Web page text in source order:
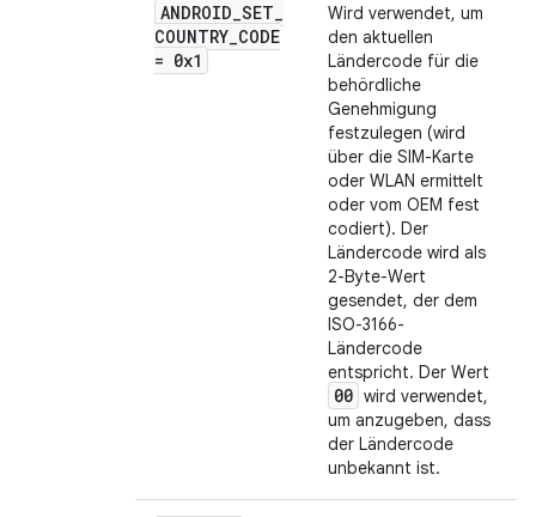
ANDROID_SET_
COUNTRY_CODE
= 0x1
Wird verwendet, um
den aktuellen
Ländercode für die
behördliche
Genehmigung
festzulegen (wird
über die SIM-Karte
oder WLAN ermittelt
oder vom OEM fest
codiert). Der
Ländercode wird als
2-Byte-Wert
gesendet, der dem
ISO-3166-
Ländercode
entspricht. Der Wert
00 wird verwendet,
um anzugeben, dass
der Ländercode
unbekannt ist.